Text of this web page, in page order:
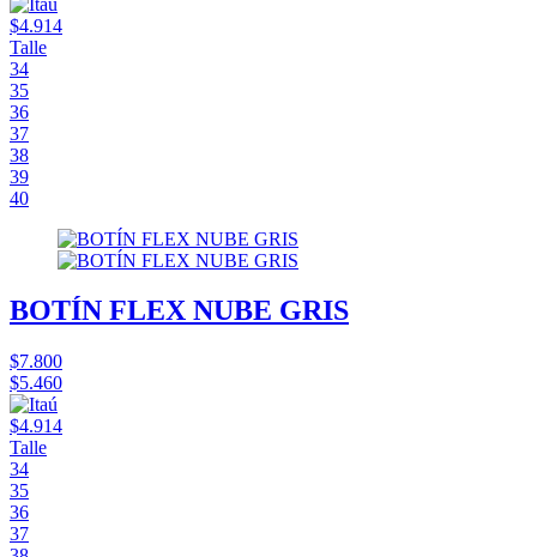
$4.914
Talle
34
35
36
37
38
39
40
BOTÍN FLEX NUBE GRIS
$7.800
$5.460
$4.914
Talle
34
35
36
37